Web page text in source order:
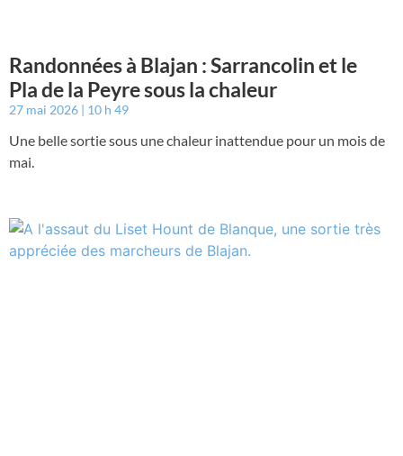
Randonnées à Blajan : Sarrancolin et le
Pla de la Peyre sous la chaleur
27 mai 2026 10 h 49
Une belle sortie sous une chaleur inattendue pour un mois de
mai.